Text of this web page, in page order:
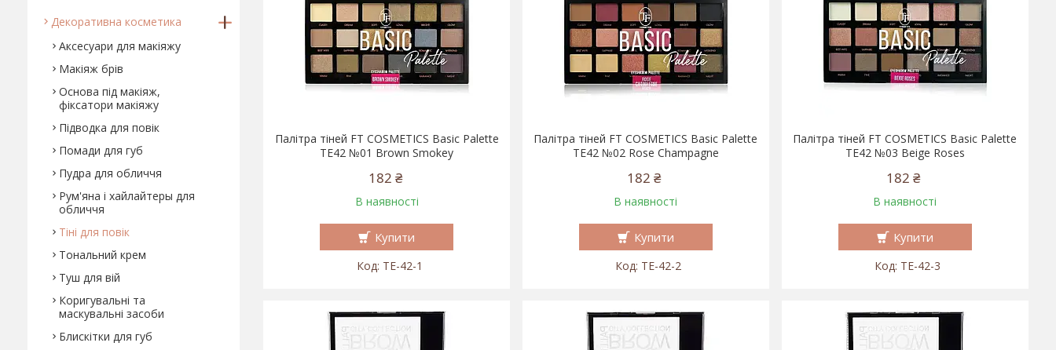
Палітра тіней FT COSMETICS Basic Palette
TE42 №01 Brown Smokey
182 ₴
В наявності
Купити
TE-42-1
Палітра тіней FT COSMETICS Basic Palette
TE42 №02 Rose Champagne
182 ₴
В наявності
Купити
TE-42-2
Палітра тіней FT COSMETICS Basic Palette
TE42 №03 Beige Roses
182 ₴
В наявності
Купити
TE-42-3
Декоративна косметика
Аксесуари для макіяжу
Макіяж брів
Основа під макіяж,
фіксатори макіяжу
Підводка для повік
Помади для губ
Пудра для обличчя
Рум'яна і хайлайтеры для
обличчя
Тіні для повік
Тональний крем
Туш для вій
Коригувальні та
маскувальні засоби
Блискітки для губ